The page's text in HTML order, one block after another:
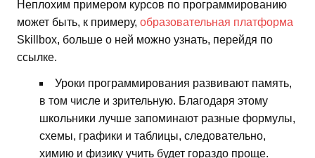
Неплохим примером курсов по программированию
может быть, к примеру, образовательная платформа
Skillbox, больше о ней можно узнать, перейдя по
ссылке.
Уроки программирования развивают память,
в том числе и зрительную. Благодаря этому
школьники лучше запоминают разные формулы,
схемы, графики и таблицы, следовательно,
химию и физику учить будет гораздо проще.